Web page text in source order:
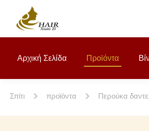
Αρχική Σελίδα Προϊόντα
Σπίτι προϊόντα Περούκα